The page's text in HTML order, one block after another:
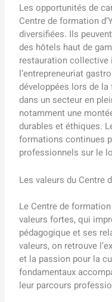
Les opportunités de
Centre de formation
diversifiées. Ils
des hôtels haut de
restauration collective
l’entrepreneuriat
développées lors de
dans un secteur en
notamment une
durables et éthiques.
formations continues
professionnels sur le
Les valeurs du Centre
Le Centre de
valeurs fortes, qui
pédagogique et ses
valeurs, on retrouve
et la passion pour la
fondamentaux
leur parcours